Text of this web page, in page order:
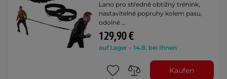
Lano pro středně obtížný trénink,
nastavitelné popruhy kolem pasu,
odolné …
129,90 €
auf Lager – 14.8. bei Ihnen
Kaufen